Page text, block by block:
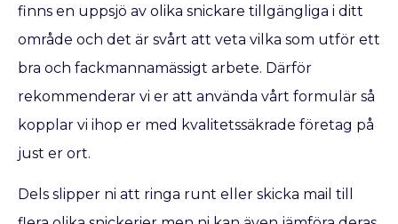
finns en uppsjö av olika snickare tillgängliga i ditt
område och det är svårt att veta vilka som utför ett
bra och fackmannamässigt arbete. Därför
rekommenderar vi er att använda vårt formulär så
kopplar vi ihop er med kvalitetssäkrade företag på
just er ort.
Dels slipper ni att ringa runt eller skicka mail till